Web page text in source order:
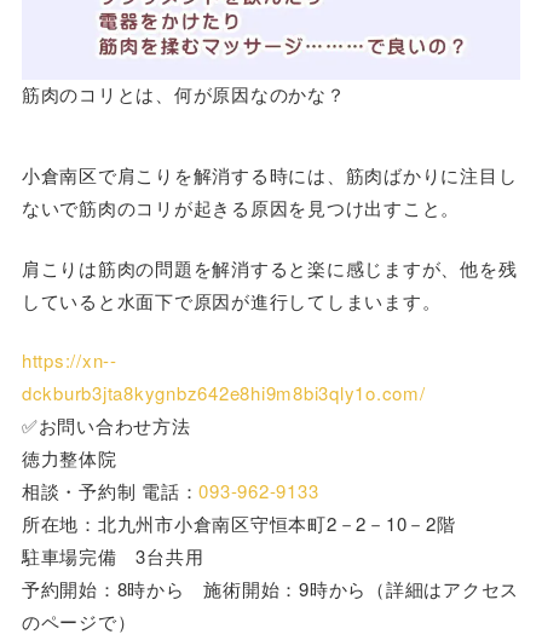
筋肉のコリとは、何が原因なのかな？
小倉南区で肩こりを解消する時には、筋肉ばかりに注目し
ないで筋肉のコリが起きる原因を見つけ出すこと。
肩こりは筋肉の問題を解消すると楽に感じますが、他を残
していると水面下で原因が進行してしまいます。
https://xn--
dckburb3jta8kygnbz642e8hi9m8bi3qly1o.com/
✅お問い合わせ方法
徳力整体院
相談・予約制 電話：093-962-9133
所在地：北九州市小倉南区守恒本町2－2－10－2階
駐車場完備 3台共用
予約開始：8時から 施術開始：9時から（詳細はアクセス
のページで）